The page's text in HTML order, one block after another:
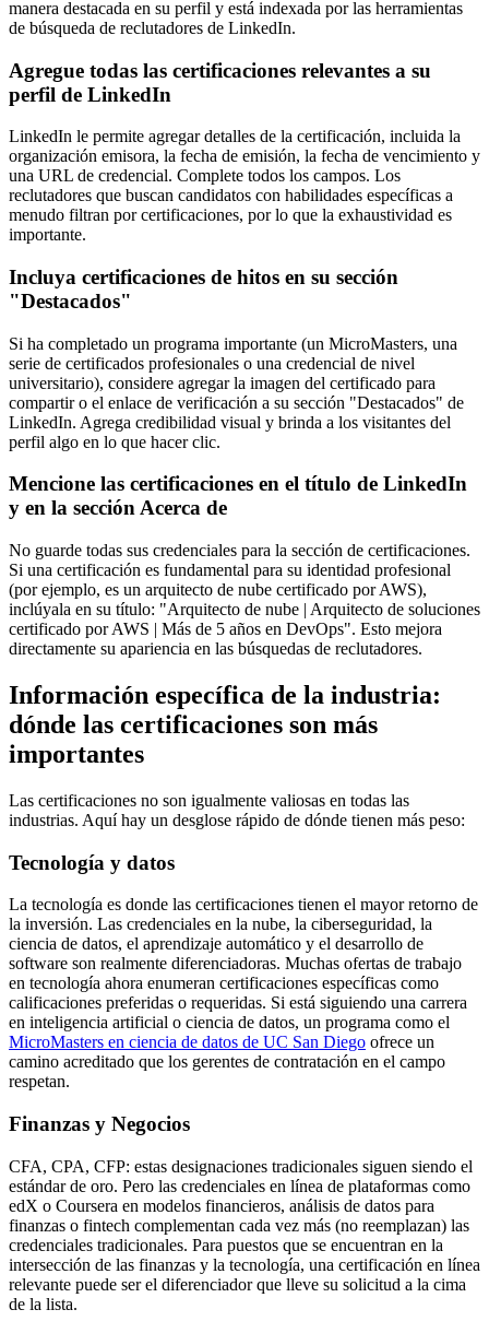
manera destacada en su perfil y está indexada por las herramientas
de búsqueda de reclutadores de LinkedIn.
Agregue todas las certificaciones relevantes a su
perfil de LinkedIn
LinkedIn le permite agregar detalles de la certificación, incluida la
organización emisora, la fecha de emisión, la fecha de vencimiento y
una URL de credencial. Complete todos los campos. Los
reclutadores que buscan candidatos con habilidades específicas a
menudo filtran por certificaciones, por lo que la exhaustividad es
importante.
Incluya certificaciones de hitos en su sección
"Destacados"
Si ha completado un programa importante (un MicroMasters, una
serie de certificados profesionales o una credencial de nivel
universitario), considere agregar la imagen del certificado para
compartir o el enlace de verificación a su sección "Destacados" de
LinkedIn. Agrega credibilidad visual y brinda a los visitantes del
perfil algo en lo que hacer clic.
Mencione las certificaciones en el título de LinkedIn
y en la sección Acerca de
No guarde todas sus credenciales para la sección de certificaciones.
Si una certificación es fundamental para su identidad profesional
(por ejemplo, es un arquitecto de nube certificado por AWS),
inclúyala en su título: "Arquitecto de nube | Arquitecto de soluciones
certificado por AWS | Más de 5 años en DevOps". Esto mejora
directamente su apariencia en las búsquedas de reclutadores.
Información específica de la industria:
dónde las certificaciones son más
importantes
Las certificaciones no son igualmente valiosas en todas las
industrias. Aquí hay un desglose rápido de dónde tienen más peso:
Tecnología y datos
La tecnología es donde las certificaciones tienen el mayor retorno de
la inversión. Las credenciales en la nube, la ciberseguridad, la
ciencia de datos, el aprendizaje automático y el desarrollo de
software son realmente diferenciadoras. Muchas ofertas de trabajo
en tecnología ahora enumeran certificaciones específicas como
calificaciones preferidas o requeridas. Si está siguiendo una carrera
en inteligencia artificial o ciencia de datos, un programa como el
MicroMasters en ciencia de datos de UC San Diego ofrece un
camino acreditado que los gerentes de contratación en el campo
respetan.
Finanzas y Negocios
CFA, CPA, CFP: estas designaciones tradicionales siguen siendo el
estándar de oro. Pero las credenciales en línea de plataformas como
edX o Coursera en modelos financieros, análisis de datos para
finanzas o fintech complementan cada vez más (no reemplazan) las
credenciales tradicionales. Para puestos que se encuentran en la
intersección de las finanzas y la tecnología, una certificación en línea
relevante puede ser el diferenciador que lleve su solicitud a la cima
de la lista.